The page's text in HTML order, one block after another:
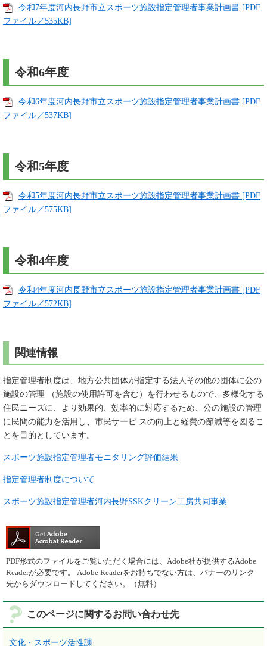
令和7年度河内長野市立スポーツ施設指定管理者事業計画書 [PDF
ファイル／535KB]
令和6年度
令和6年度河内長野市立スポーツ施設指定管理者事業計画書 [PDF
ファイル／537KB]
令和5年度
令和5年度河内長野市立スポーツ施設指定管理者事業計画書 [PDF
ファイル／575KB]
令和4年度
令和4年度河内長野市立スポーツ施設指定管理者事業計画書 [PDF
ファイル／572KB]
関連情報
指定管理者制度は、地方公共団体が指定する法人その他の団体に公の
施設の管理 （施設の使用許可を含む）を行わせるもので、多様化する
住民ニーズに、より効果的、効率的に対応するため、公の施設の管理
に民間の能力を活用し、市民サービ スの向上と経費の節減等を図るこ
とを目的としています。
スポーツ施設指定管理者モニタリング評価結果
指定管理者制度について
スポーツ施設指定管理者河内長野SSKクリーン工房共同事業
PDF形式のファイルをご覧いただく場合には、Adobe社が提供するAdobe
Readerが必要です。
Adobe Readerをお持ちでない方は、バナーのリンク
先からダウンロードしてください。（無料）
このページに関するお問い合わせ先
文化・スポーツ活性課